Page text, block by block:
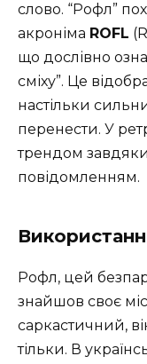
слово. “Рофл”
акроніма ROFL
що дослівно
сміху”. Це
настільки
перенести. У
трендом завдяки
повідомленням.
Рофл, цей
знайшов своє
саркастичний,
тільки. В